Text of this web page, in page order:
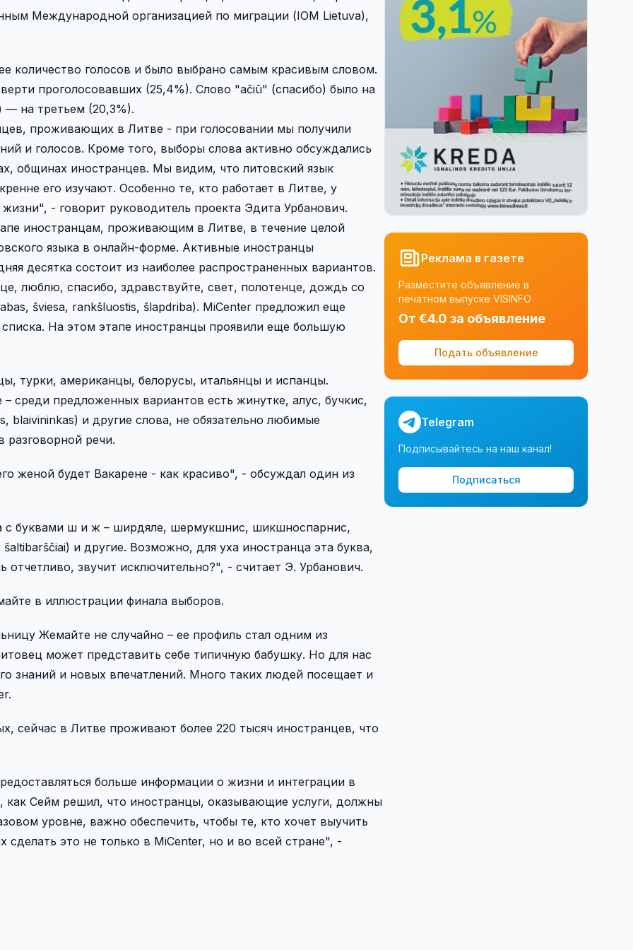
Международной организацией по миграции (IOM Lietuva),
количество голосов и было выбрано самым красивым словом.
проголосовавших (25,4%). Слово "ačiū" (спасибо) было на
— на третьем (20,3%).
проживающих в Литве - при голосовании мы получили
и голосов. Кроме того, выборы слова активно обсуждались
общинах иностранцев. Мы видим, что литовский язык
его изучают. Особенно те, кто работает в Литве, у
- говорит руководитель проекта Эдита Урбанович.
иностранцам, проживающим в Литве, в течение целой
языка в онлайн-форме. Активные иностранцы
десятка состоит из наиболее распространенных вариантов.
люблю, спасибо, здравствуйте, свет, полотенце, дождь со
šviesa, rankšluostis, šlapdriba). MiCenter предложил еще
На этом этапе иностранцы проявили еще большую
турки, американцы, белорусы, итальянцы и испанцы.
среди предложенных вариантов есть жинутке, алус, бучкис,
blaivininkas) и другие слова, не обязательно любимые
разговорной речи.
женой будет Вакарене - как красиво", - обсуждал один из
с буквами ш и ж – ширдяле, шермукшнис, шикшноспарнис,
и другие. Возможно, для уха иностранца эта буква,
отчетливо, звучит исключительно?", - считает Э. Урбанович.
в иллюстрации финала выборов.
Жемайте не случайно – ее профиль стал одним из
может представить себе типичную бабушку. Но для нас
знаний и новых впечатлений. Много таких людей посещает и
сейчас в Литве проживают более 220 тысяч иностранцев, что
больше информации о жизни и интеграции в
как Сейм решил, что иностранцы, оказывающие услуги, должны
уровне, важно обеспечить, чтобы те, кто хочет выучить
это не только в MiCenter, но и во всей стране", -
Реклама в газете
Разместите объявление в
печатном выпуске VISINFO
От €4.0 за объявление
Подать объявление
Telegram
Подписывайтесь на наш канал!
Подписаться